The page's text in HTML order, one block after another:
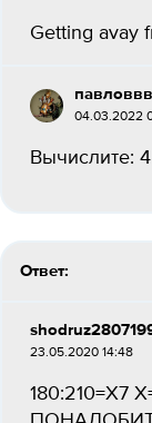
Getting avay
04.03.2022
Вычислите:
Ответ:
23.05.2020 14:48
180:210=Х7